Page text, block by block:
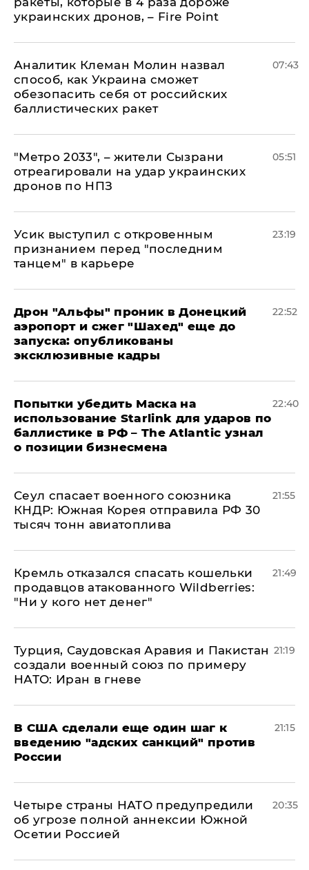
украинских дронов, – Fire Point
Аналитик Клеман Молин назвал
способ, как Украина сможет
обезопасить себя от российских
баллистических ракет
07:43
"Метро 2033", – жители Сызрани
отреагировали на удар украинских
дронов по НПЗ
05:51
Усик выступил с откровенным
признанием перед "последним
танцем" в карьере
23:19
Дрон "Альфы" проник в Донецкий
аэропорт и сжег "Шахед" еще до
запуска: опубликованы
эксклюзивные кадры
22:52
Попытки убедить Маска на
использование Starlink для ударов по
баллистике в РФ – The Atlantic узнал
о позиции бизнесмена
22:40
​Сеул спасает военного союзника
КНДР: Южная Корея отправила РФ 30
тысяч тонн авиатоплива
21:55
Кремль отказался спасать кошельки
продавцов атакованного Wildberries:
"Ни у кого нет денег"
21:49
Турция, Саудовская Аравия и Пакистан
создали военный союз по примеру
НАТО: Иран в гневе
21:19
В США сделали еще один шаг к
введению "адских санкций" против
России
21:15
Четыре страны НАТО предупредили
об угрозе полной аннексии Южной
Осетии Россией
20:35